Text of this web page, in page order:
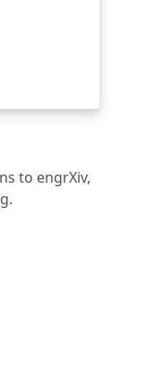
to engrXiv,